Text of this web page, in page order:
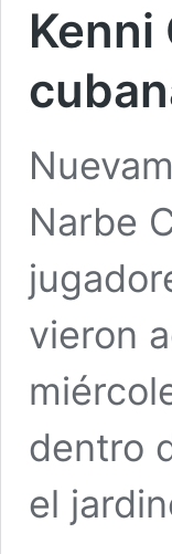
Kenni
Narbe
vieron
dentro
el